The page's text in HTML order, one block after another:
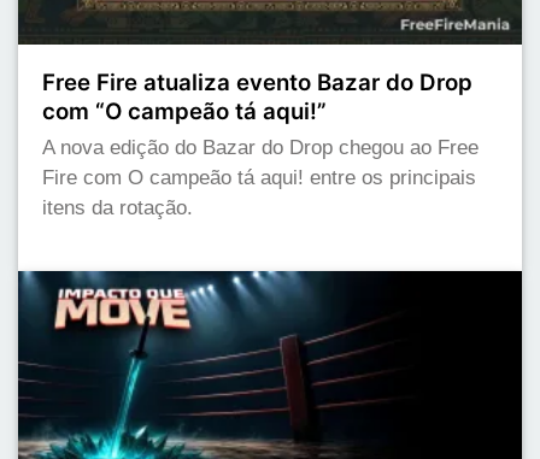
Free Fire atualiza evento Bazar do Drop
com “O campeão tá aqui!”
A nova edição do Bazar do Drop chegou ao Free
Fire com O campeão tá aqui! entre os principais
itens da rotação.